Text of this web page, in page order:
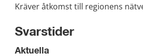
Kräver åtkomst till regionens
Svarstider
Aktuella